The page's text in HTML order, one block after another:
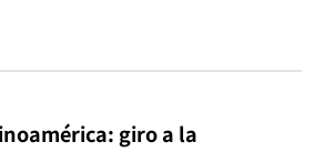
giro a la